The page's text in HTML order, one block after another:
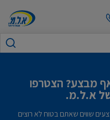
מבצע? הצטרפו
של א.ל.מ.
שווים שאתם בטוח לא רוצים